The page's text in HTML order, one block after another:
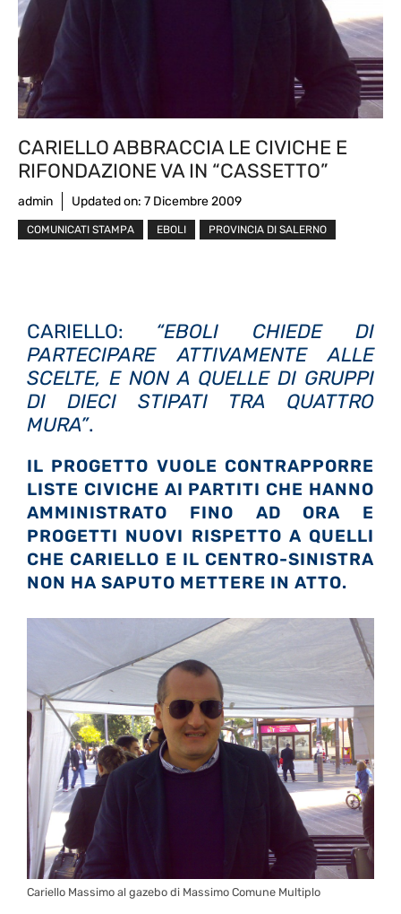
CARIELLO ABBRACCIA LE CIVICHE E
RIFONDAZIONE VA IN “CASSETTO”
admin Updated on: 7 Dicembre 2009
COMUNICATI STAMPA EBOLI PROVINCIA DI SALERNO
CARIELLO: “EBOLI CHIEDE DI
PARTECIPARE ATTIVAMENTE ALLE
SCELTE, E NON A QUELLE DI GRUPPI
DI DIECI STIPATI TRA QUATTRO
MURA”.
IL PROGETTO VUOLE CONTRAPPORRE
LISTE CIVICHE AI PARTITI CHE HANNO
AMMINISTRATO FINO AD ORA E
PROGETTI NUOVI RISPETTO A QUELLI
CHE CARIELLO E IL CENTRO-SINISTRA
NON HA SAPUTO METTERE IN ATTO.
Cariello Massimo al gazebo di Massimo Comune Multiplo